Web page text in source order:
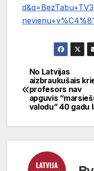
Ziņu
izvēlne
No Latvijas
aizbraukušais
profesors nav
apguvis
valodu” 40 gadu